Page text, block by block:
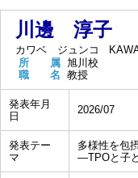
川邊 淳子
カワベ ジュンコ
所 属 旭川校
職 名 教授
発表年月
日
2026/07
発表テー
マ
多様性を包
―TPOと子